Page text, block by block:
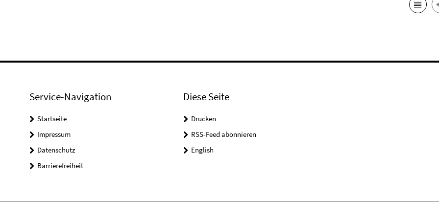
Service-Navigation
Startseite
Impressum
Datenschutz
Barrierefreiheit
Diese Seite
Drucken
RSS-Feed abonnieren
English